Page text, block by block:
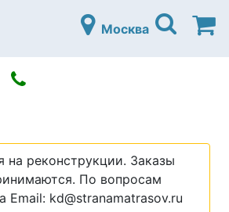
матрасов
белье)
(Мебель)
Москва
на реконструкции. Заказы
По вопросам
Email: kd@stranamatrasov.ru